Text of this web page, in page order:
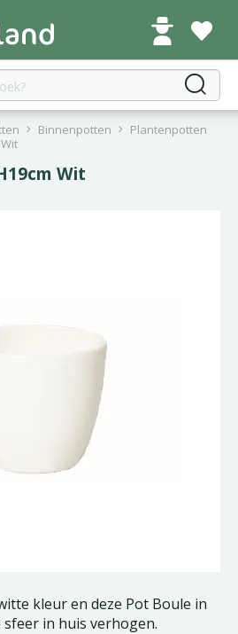
Binnenpotten
Plantenpotten
Wit
kleur en deze Pot Boule in
in huis verhogen.